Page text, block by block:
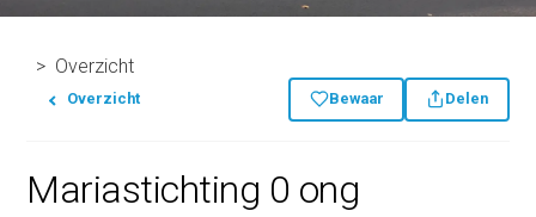
Overzicht
Overzicht Bewaar Delen
Mariastichting 0 ong